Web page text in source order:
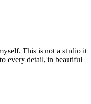
This is not a studio it
every detail, in beautiful